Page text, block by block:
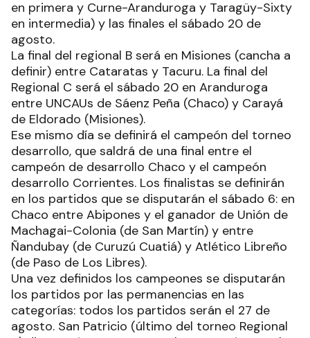
en primera y Curne-Aranduroga y Taragüy-Sixty
en intermedia) y las finales el sábado 20 de
agosto.
La final del regional B será en Misiones (cancha a
definir) entre Cataratas y Tacuru. La final del
Regional C será el sábado 20 en Aranduroga
entre UNCAUs de Sáenz Peña (Chaco) y Carayá
de Eldorado (Misiones).
Ese mismo día se definirá el campeón del torneo
desarrollo, que saldrá de una final entre el
campeón de desarrollo Chaco y el campeón
desarrollo Corrientes. Los finalistas se definirán
en los partidos que se disputarán el sábado 6: en
Chaco entre Abipones y el ganador de Unión de
Machagai-Colonia (de San Martín) y entre
Ñandubay (de Curuzú Cuatiá) y Atlético Libreño
(de Paso de Los Libres).
Una vez definidos los campeones se disputarán
los partidos por las permanencias en las
categorías: todos los partidos serán el 27 de
agosto. San Patricio (último del torneo Regional